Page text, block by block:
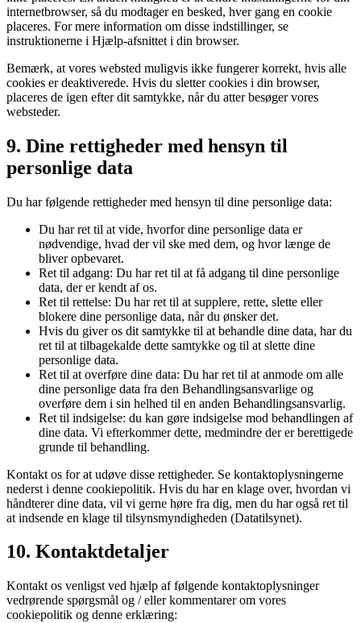
internetbrowser, så du modtager en besked, hver gang en cookie
placeres. For mere information om disse indstillinger, se
instruktionerne i Hjælp-afsnittet i din browser.
Bemærk, at vores websted muligvis ikke fungerer korrekt, hvis alle
cookies er deaktiverede. Hvis du sletter cookies i din browser,
placeres de igen efter dit samtykke, når du atter besøger vores
websteder.
9. Dine rettigheder med hensyn til
personlige data
Du har følgende rettigheder med hensyn til dine personlige data:
Du har ret til at vide, hvorfor dine personlige data er
nødvendige, hvad der vil ske med dem, og hvor længe de
bliver opbevaret.
Ret til adgang: Du har ret til at få adgang til dine personlige
data, der er kendt af os.
Ret til rettelse: Du har ret til at supplere, rette, slette eller
blokere dine personlige data, når du ønsker det.
Hvis du giver os dit samtykke til at behandle dine data, har du
ret til at tilbagekalde dette samtykke og til at slette dine
personlige data.
Ret til at overføre dine data: Du har ret til at anmode om alle
dine personlige data fra den Behandlingsansvarlige og
overføre dem i sin helhed til en anden Behandlingsansvarlig.
Ret til indsigelse: du kan gøre indsigelse mod behandlingen af
​​dine data. Vi efterkommer dette, medmindre der er berettigede
grunde til behandling.
Kontakt os for at udøve disse rettigheder. Se kontaktoplysningerne
nederst i denne cookiepolitik. Hvis du har en klage over, hvordan vi
håndterer dine data, vil vi gerne høre fra dig, men du har også ret til
at indsende en klage til tilsynsmyndigheden (Datatilsynet).
10. Kontaktdetaljer
Kontakt os venligst ved hjælp af følgende kontaktoplysninger
vedrørende spørgsmål og / eller kommentarer om vores
cookiepolitik og denne erklæring: